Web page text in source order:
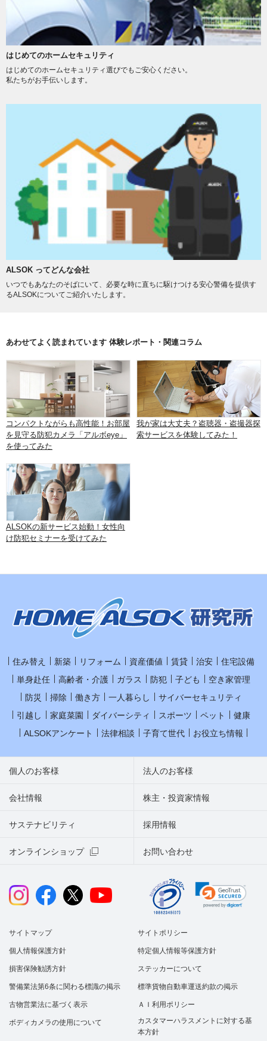
はじめてのホームセキュリティ
はじめてのホームセキュリティ選びでもご安心ください。
私たちがお手伝いします。
ALSOK ってどんな会社
いつでもあなたのそばにいて、必要な時に直ちに駆けつける安心警備を提供す
るALSOKについてご紹介いたします。
あわせてよく読まれています 体験レポート・関連コラム
コンパクトながらも高性能！お部屋
を見守る防犯カメラ「アルボeye」
を使ってみた
我が家は大丈夫？盗聴器・盗撮器探
索サービスを体験してみた！
ALSOKの新サービス始動！女性向
け防犯セミナーを受けてみた
住み替え 新築 リフォーム 資産価値 賃貸 治安
住宅設備
単身赴任
高齢者・介護 ガラス 防犯 子ども
空き家管理
防災
掃除 働き方 一人暮らし
サイバーセキュリティ
引越し
家庭菜園 ダイバーシティ スポーツ ペット
健康
ALSOKアンケート
法律相談 子育て世代 お役立ち情報
個人のお客様 法人のお客様
会社情報 株主・投資家情報
サステナビリティ
オンラインショップ お問い合わせ
採用情報
サイトマップ サイトポリシー
個人情報保護方針 特定個人情報等保護方針
損害保険勧誘方針 ステッカーについて
警備業法第6条に関わる標識の掲示 標準貨物自動車運送約款の掲示
古物営業法に基づく表示 ＡＩ利用ポリシー
ボディカメラの使用について
カスタマーハラスメントに対する基
本方針